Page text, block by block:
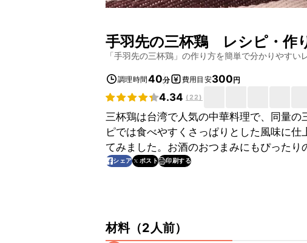
手羽先の三杯鶏 レシピ・作
「手羽先の三杯鶏 」の作り方を簡単で分かりやすい
調理時間40分 費用目安300円
4.34 (22)
三杯鶏は台湾で人気の中華料理で、同量
ピでは食べやすくさっぱりとした風味に
てみました。お酒のおつまみにもぴったり
シェア ポスト 印刷する
材料（2人前）